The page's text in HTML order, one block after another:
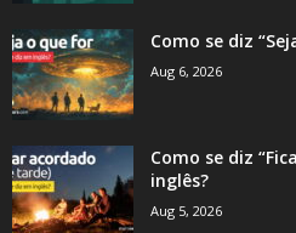
Como se diz
Aug 6, 2026
Como se diz
inglês?
Aug 5, 2026